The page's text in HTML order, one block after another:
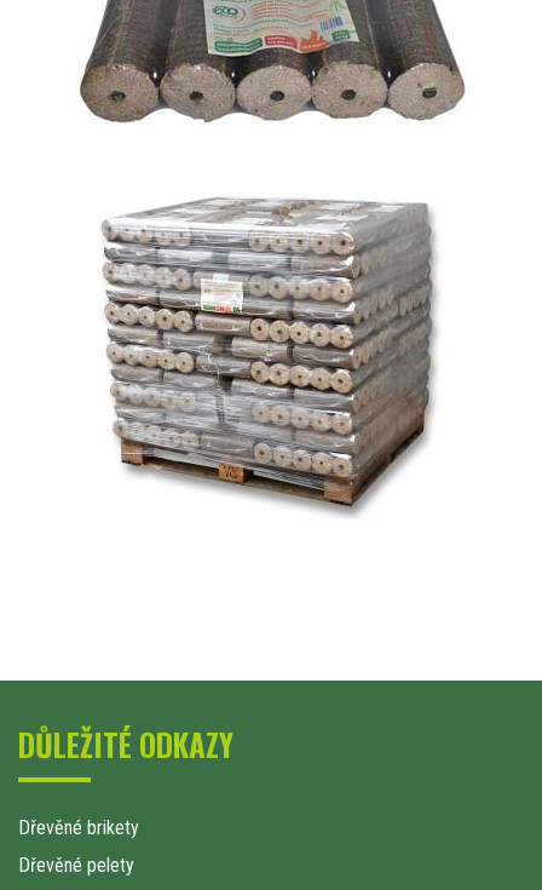
DŮLEŽITÉ ODKAZY
Dřevěné brikety
Dřevěné pelety